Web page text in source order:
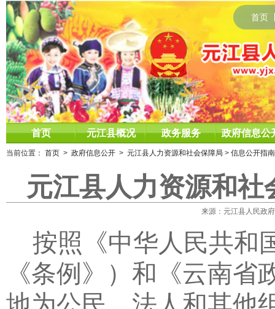
首页
首页 元江县概况 政务服务 政府信息公
当前位置： 首页 > 政府信息公开 > 元江县人力资源和社会保障局 > 信息公开指
元江县人力资源和
来源：元江县人民政
按照《中华人民共和
《条例》）和《云南